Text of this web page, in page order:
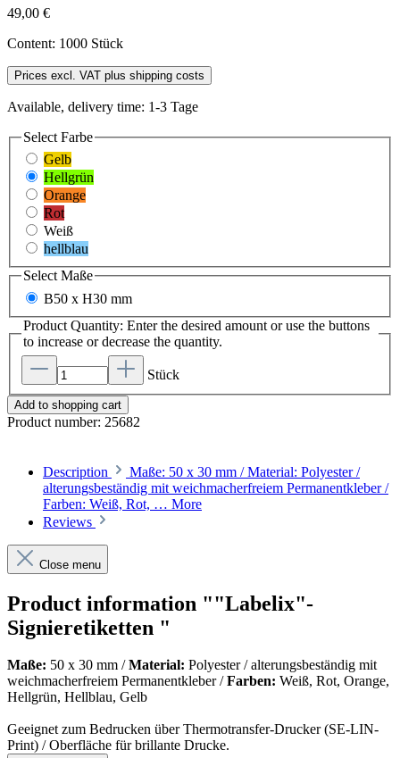
49,00 €
Content: 1000 Stück
Prices excl. VAT plus shipping costs
Available, delivery time: 1-3 Tage
Select Farbe
Gelb
Hellgrün
Orange
Rot
Weiß
hellblau
SelectMaße
B50 x H30 mm
Product Quantity: Enter the desired amount or use the buttons
to increase or decrease the quantity.
Stück
Add to shopping cart
Product number: 25682
Description
Maße: 50 x 30 mm / Material: Polyester /
alterungsbeständig mit weichmacherfreiem Permanentkleber /
Farben: Weiß, Rot, … More
Reviews
Close menu
Product information ""Labelix"-
Signieretiketten "
Maße: 50 x 30 mm /Material: Polyester / alterungsbeständig mit
weichmacherfreiem Permanentkleber /Farben: Weiß, Rot, Orange,
Hellgrün, Hellblau, Gelb
Geeignet zum Bedrucken über Thermotransfer-Drucker (SE-LIN-
Print) / Oberfläche für brillante Drucke.